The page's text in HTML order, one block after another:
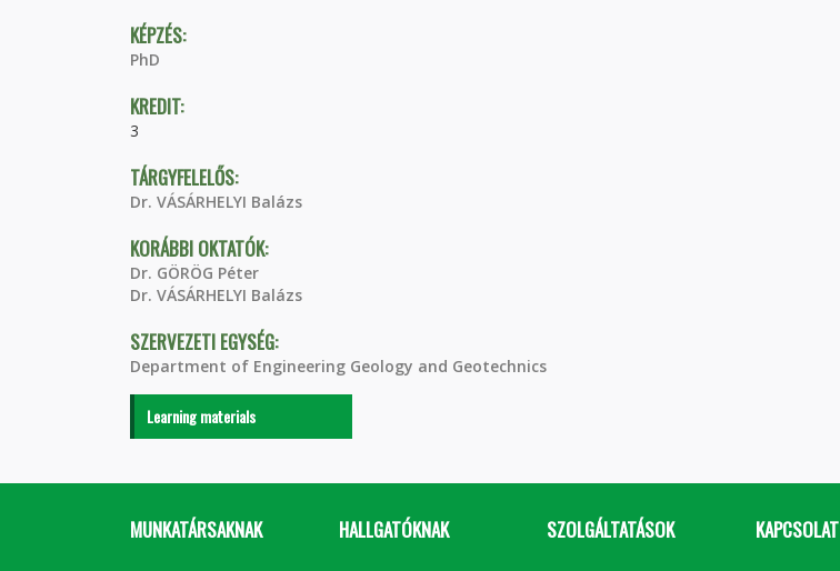
KÉPZÉS:
PhD
KREDIT:
3
TÁRGYFELELŐS:
Dr. VÁSÁRHELYI Balázs
KORÁBBI OKTATÓK:
Dr. GÖRÖG Péter
Dr. VÁSÁRHELYI Balázs
SZERVEZETI EGYSÉG:
Department of Engineering Geology and Geotechnics
Learning materials
MUNKATÁRSAKNAK HALLGATÓKNAK SZOLGÁLTATÁSOK KAPCSOLAT